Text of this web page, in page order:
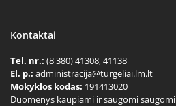
Kontaktai
Tel. nr.: (8 380) 41308, 41138
El. p.: administracija@turgeliai.lm.lt
Mokyklos kodas: 191413020
Duomenys kaupiami ir saugomi